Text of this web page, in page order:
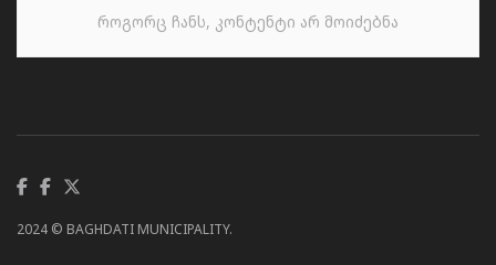
როგორც ჩანს, კონტენტი არ მოიძებნა
2024 © BAGHDATI MUNICIPALITY.